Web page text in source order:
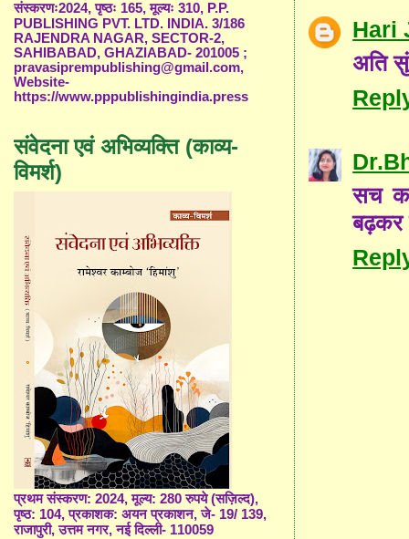
Hari
अति
सच
बढ़कर
संस्करणः2024, पृष्ठः 165, मूल्यः 310, P.P.
PUBLISHING PVT. LTD. INDIA. 3/186
RAJENDRA NAGAR, SECTOR-2,
SAHIBABAD, GHAZIABAD- 201005 ;
pravasiprempublishing@gmail.com,
Website-
https://www.pppublishingindia.press
संवेदना एवं अभिव्यक्ति (काव्य-
विमर्श)
प्रथम संस्करण: 2024, मूल्य: 280 रुपये (सज़िल्द),
पृष्ठ: 104, प्रकाशक: अयन प्रकाशन, जे- 19/ 139,
राजापुरी, उत्तम नगर, नई दिल्ली- 110059